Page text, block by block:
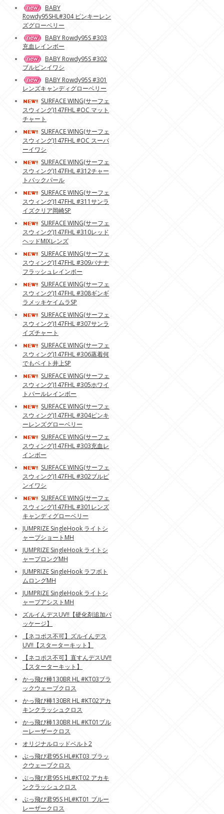
BABY
Rowdy95SHL#304 ピンキーレン
ズグローベリー
BABY Rowdy95S #303
充血レインボー
BABY Rowdy95S #302
ブルピンイワシ
BABY Rowdy95S #301
レンズキャンディグローベリー
SURFACE WING(サーフェ
スウィング)147FHL #OC マット
チャート
SURFACE WING(サーフェ
スウィング)147FHL #OC スーパ
ーイワシ
SURFACE WING(サーフェ
スウィング)147FHL #312チャー
トバックパール
SURFACE WING(サーフェ
スウィング)147FHL #311サンラ
イズクリア岡崎SP
SURFACE WING(サーフェ
スウィング)147FHL #310レッド
ヘッドMIXレンズ
SURFACE WING(サーフェ
スウィング)147FHL #309バナナ
フラッシュレインボー
SURFACE WING(サーフェ
スウィング)147FHL #308ギンギ
ラメッキケイムラSP
SURFACE WING(サーフェ
スウィング)147FHL #307サンラ
イズチャート
SURFACE WING(サーフェ
スウィング)147FHL #306蒸着何
でもベイト井上SP
SURFACE WING(サーフェ
スウィング)147FHL #305ホワイ
トパールレインボー
SURFACE WING(サーフェ
スウィング)147FHL #304ピンキ
ーレンズグローベリー
SURFACE WING(サーフェ
スウィング)147FHL #303充血レ
インボー
SURFACE WING(サーフェ
スウィング)147FHL #302ブルピ
ンイワシ
SURFACE WING(サーフェ
スウィング)147FHL #301レンズ
キャンディグローベリー
JUMPRIZE SingleHook ライトシ
ャープショートMH
JUMPRIZE SingleHook ライトシ
ャープロングMH
JUMPRIZE SingleHook ラフボト
ムロングMH
JUMPRIZE SingleHook ライトシ
ャープアシストMH
ズルイんデスUV!!【硬化剤追加パ
ッケージ】
【ネコポス不可】ズルイんデス
UV!!【スターターキット】
【ネコポス不可】直すんデスUV!!
【スターターキット】
かっ飛び棒130BR HL #KT03ブラ
ックウェーブクロス
かっ飛び棒130BR HL #KT02アカ
キンクラッシュクロス
かっ飛び棒130BR HL #KT01ブル
ーレーザークロス
オリジナルロッドベルト2
ぶっ飛び君95S HL#KT03 ブラッ
クウェーブクロス
ぶっ飛び君95S HL#KT02 アカキ
ンクラッシュクロス
ぶっ飛び君95S HL#KT01 ブルー
レーザークロス